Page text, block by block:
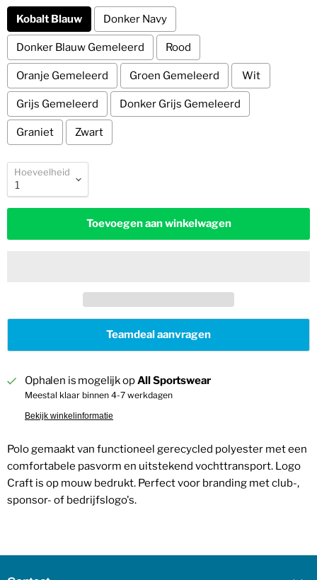
Kobalt Blauw
Donker Navy
Donker Blauw Gemeleerd Rood
Oranje Gemeleerd Groen Gemeleerd Wit
Grijs Gemeleerd Donker Grijs Gemeleerd
Graniet Zwart
Hoeveelheid
Toevoegen aan winkelwagen
Teamdeal aanvragen
Ophalen is mogelijk opAll Sportswear
Meestal klaar binnen 4-7 werkdagen
Bekijk winkelinformatie
Polo gemaakt van functioneel gerecycled polyester met een
comfortabele pasvorm en uitstekend vochttransport. Logo
Craft is op mouw bedrukt. Perfect voor branding met club-,
sponsor- of bedrijfslogo's.